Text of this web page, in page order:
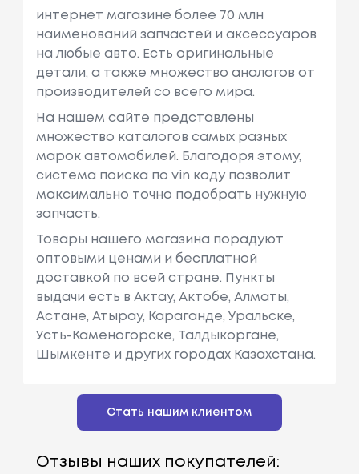
интернет магазине более 70 млн
наименований запчастей и аксессуаров
на любые авто. Есть оригинальные
детали, а также множество аналогов от
производителей со всего мира.
На нашем сайте представлены
множество каталогов самых разных
марок автомобилей. Благодоря этому,
система поиска по vin коду позволит
максимально точно подобрать нужную
запчасть.
Товары нашего магазина порадуют
оптовыми ценами и бесплатной
доставкой по всей стране. Пункты
выдачи есть в Актау, Актобе, Алматы,
Астане, Атырау, Караганде, Уральске,
Усть-Каменогорске, Талдыкоргане,
Шымкенте и других городах Казахстана.
Стать нашим клиентом
Отзывы наших покупателей: